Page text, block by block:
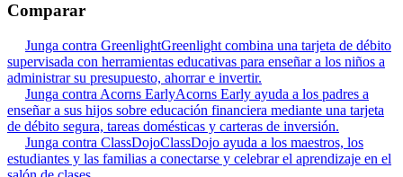
Comparar
Junga contra GreenlightGreenlight combina una tarjeta de débito
supervisada con herramientas educativas para enseñar a los niños a
administrar su presupuesto, ahorrar e invertir.
Junga contra Acorns EarlyAcorns Early ayuda a los padres a
enseñar a sus hijos sobre educación financiera mediante una tarjeta
de débito segura, tareas domésticas y carteras de inversión.
Junga contra ClassDojoClassDojo ayuda a los maestros, los
estudiantes y las familias a conectarse y celebrar el aprendizaje en el